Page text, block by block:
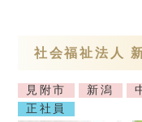
社会福祉法人
見附市 新潟
正社員